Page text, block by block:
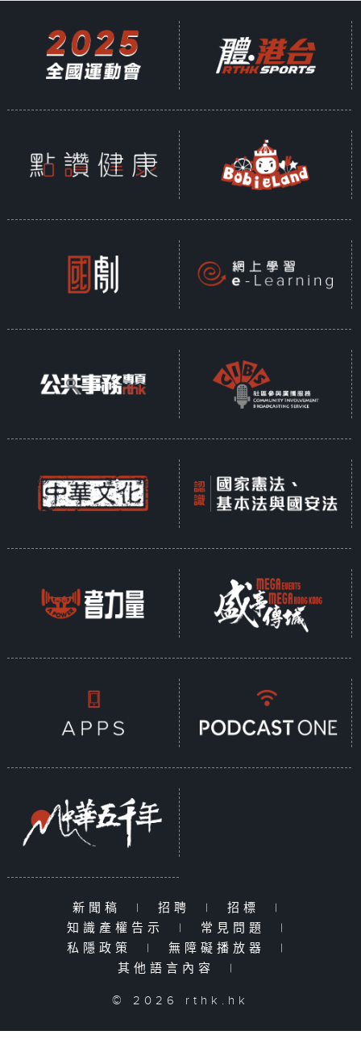
新聞稿 | 招聘 | 招標
|
知識產權告示
| 常見問題
|
私隱政策
| 無障礙播放器
|
其他語言內容
|
© 2026 rthk.hk